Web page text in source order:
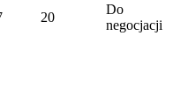
20
Do
negocjacji